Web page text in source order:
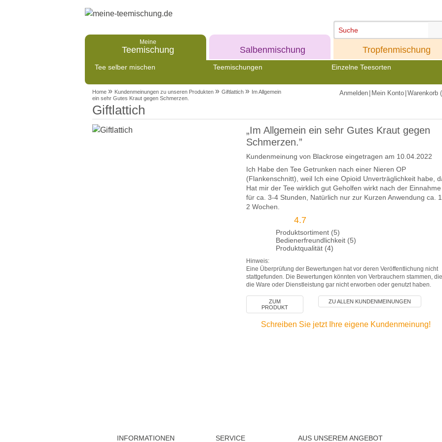
Meine
Teemischung
Tee selber mischen Teemischungen Einzelne Teesorten
Salbenmischung Tropfenmischung
Home » Kundenmeinungen zu unseren Produkten » Giftlattich » Im Allgemein
ein sehr Gutes Kraut gegen Schmerzen.
Warenkorb
Mein Konto
Anmelden
Giftlattich
„Im Allgemein ein sehr Gutes Kraut gegen
Schmerzen.”
Kundenmeinung von Blackrose eingetragen am 10.04.2022
Ich Habe den Tee Getrunken nach einer Nieren OP
(Flankenschnitt), weil Ich eine Opioid Unverträglichkeit habe,
Hat mir der Tee wirklich gut Geholfen wirkt nach der Einnahme
für ca. 3-4 Stunden, Natürlich nur zur Kurzen Anwendung ca.
2 Wochen.
4.7
Produktsortiment (5)
Bedienerfreundlichkeit (5)
Produktqualität (4)
Hinweis:
Eine Überprüfung der Bewertungen hat vor deren Veröffentlichung nicht
stattgefunden. Die Bewertungen könnten von Verbrauchern stammen, die
die Ware oder Dienstleistung gar nicht erworben oder genutzt haben.
ZUM
PRODUKT
ZU ALLEN KUNDENMEINUNGEN
Schreiben Sie jetzt Ihre eigene Kundenmeinung!
INFORMATIONEN SERVICE AUS UNSEREM ANGEBOT